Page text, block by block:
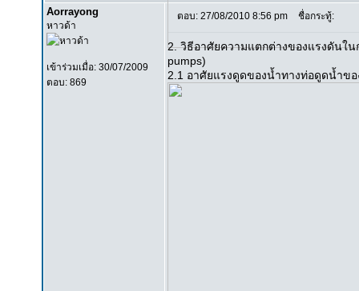
Aorrayong
หาวด้า
เข้าร่วมเมื่อ: 30/07/2009
ตอบ: 869
ตอบ: 27/08/2010 8:56 pm ชื่อกระทู้:
2. วิธีอาศัยความแตกต่างของแรงดันใ
pumps)
2.1 อาศัยแรงดูดของน้ำทางท่อดูดน้ำข